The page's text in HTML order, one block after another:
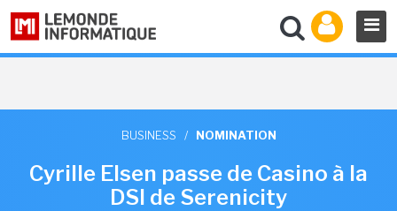
BUSINESS / NOMINATION
Cyrille Elsen passe de Casino à la
DSI de Serenicity